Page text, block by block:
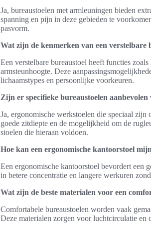
Ja, bureaustoelen met armleuningen bieden
spanning en pijn in deze gebieden te
pasvorm.
Wat zijn de kenmerken van een verstelbare
Een verstelbare bureaustoel heeft functies
armsteunhoogte. Deze
lichaamstypes en persoonlijke voorkeuren.
Zijn er specifieke bureaustoelen
Ja, ergonomische werkstoelen die speciaal
goede zitdiepte en de mogelijkheid om de
stoelen die hieraan voldoen.
Hoe kan een ergonomische kantoorstoel
Een ergonomische kantoorstoel bevordert
in betere concentratie en langere werkuren
Wat zijn de beste materialen voor een
Comfortabele bureaustoelen worden vaak
Deze materialen zorgen voor luchtcirculatie